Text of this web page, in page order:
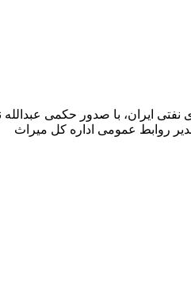
ایران، با صدور حکمی عبدالله
روابط عمومی اداره کل میراث